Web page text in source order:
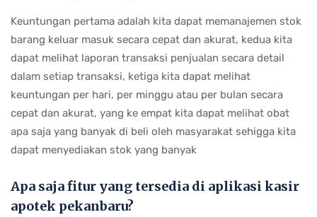
Keuntungan pertama adalah kita dapat memanajemen stok
barang keluar masuk secara cepat dan akurat, kedua kita
dapat melihat laporan transaksi penjualan secara detail
dalam setiap transaksi, ketiga kita dapat melihat
keuntungan per hari, per minggu atau per bulan secara
cepat dan akurat, yang ke empat kita dapat melihat obat
apa saja yang banyak di beli oleh masyarakat sehigga kita
dapat menyediakan stok yang banyak
Apa saja fitur yang tersedia di aplikasi kasir
apotek pekanbaru?